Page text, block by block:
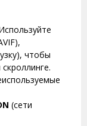
чтобы
(сети